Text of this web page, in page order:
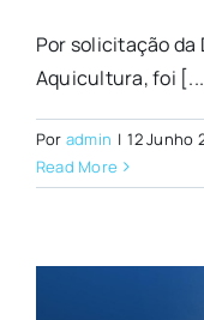
Por solicitação da
Aquicultura, foi
Por admin | 12 Junho
Read More